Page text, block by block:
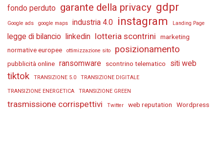
fondo perduto garante della privacy gdpr
Google ads google maps industria 4.0 instagram Landing Page
legge di bilancio linkedin lotteria scontrini
marketing
normative europee
ottimizzazione sito posizionamento
pubblicità online ransomware scontrino telematico siti web
tiktok TRANSIZIONE 5.0 TRANSIZIONE DIGITALE
TRANSIZIONE ENERGETICA TRANSIZIONE GREEN
trasmissione corrispettivi Twitter web reputation Wordpress